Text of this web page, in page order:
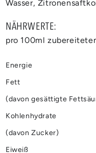
Wasser,
NÄHRWERTE:
pro 100ml
Energie
Fett
(davon gesättigte
Kohlenhydrate
(davon Zucker)
Eiweiß